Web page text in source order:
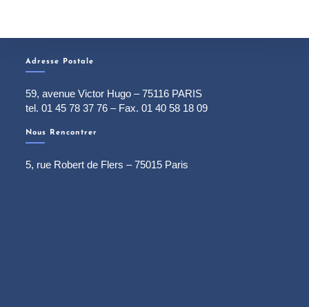
Adresse Postale
59, avenue Victor Hugo – 75116 PARIS
tel. 01 45 78 37 76 – Fax. 01 40 58 18 09
Nous Rencontrer
5, rue Robert de Flers – 75015 Paris